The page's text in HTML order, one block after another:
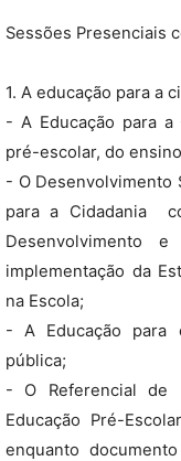
Sessões Presenciais
1. A educação para a
- A Educação para a
pré-escolar, do
- O Desenvolvimento
para a Cidadania 
Desenvolvimento
implementação da
na Escola;
- A Educação para
pública;
- O Referencial de
Educação Pré-
enquanto